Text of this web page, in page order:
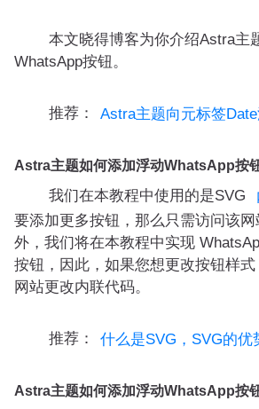
本文晓得博客为你介绍Astra主
WhatsApp按钮。
推荐： Astra主题向元标签
Astra主题如何添加浮动WhatsApp按
我们在本教程中使用的是SVG
要添加更多按钮，那么只需访问该
外，我们将在本教程中实现
按钮，因此，如果您想更改按钮样
网站更改内联代码。
推荐： 什么是SVG，SVG的优
Astra主题如何添加浮动WhatsApp按